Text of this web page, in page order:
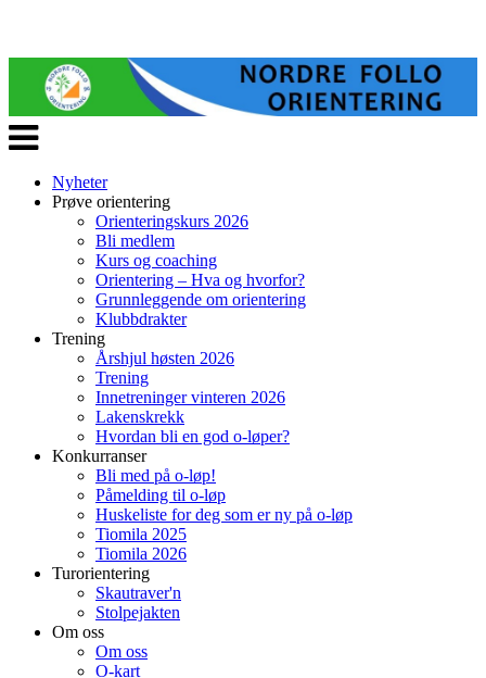
Veksle
navigasjon
Nyheter
Prøve orientering
Orienteringskurs 2026
Bli medlem
Kurs og coaching
Orientering – Hva og hvorfor?
Grunnleggende om orientering
Klubbdrakter
Trening
Årshjul høsten 2026
Trening
Innetreninger vinteren 2026
Lakenskrekk
Hvordan bli en god o-løper?
Konkurranser
Bli med på o-løp!
Påmelding til o-løp
Huskeliste for deg som er ny på o-løp
Tiomila 2025
Tiomila 2026
Turorientering
Skautraver'n
Stolpejakten
Om oss
Om oss
O-kart